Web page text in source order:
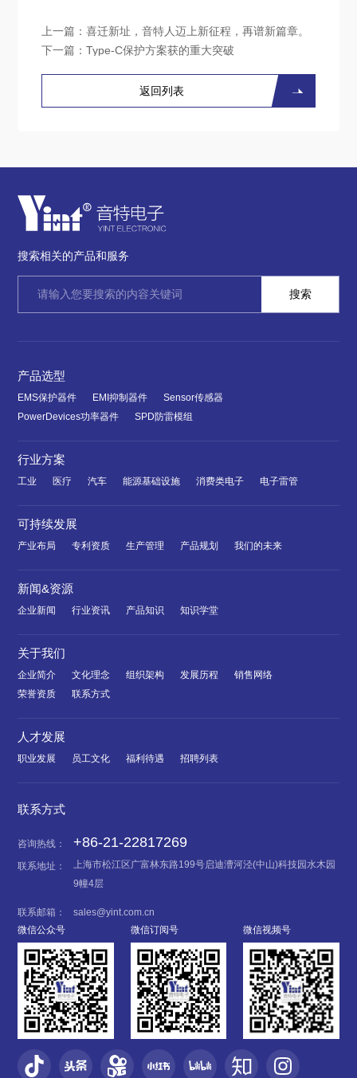
上一篇：喜迁新址，音特人迈上新征程，再谱新篇章。
下一篇：Type-C保护方案获的重大突破
返回列表
搜索相关的产品和服务
产品选型
EMS保护器件 EMI抑制器件
Sensor传感器
PowerDevices功率器件
SPD防雷模组
行业方案
工业 医疗 汽车 能源基础设施 消费类电子 电子雷管
可持续发展
产业布局 专利资质 生产管理 产品规划 我们的未来
新闻&资源
企业新闻 行业资讯 产品知识 知识学堂
关于我们
企业简介 文化理念 组织架构 发展历程
销售网络
荣誉资质
联系方式
人才发展
职业发展 员工文化 福利待遇 招聘列表
联系方式
咨询热线： +86-21-22817269
联系地址：
上海市松江区广富林东路199号启迪漕河泾(中山)科技园水木园
9幢4层
联系邮箱：
sales@yint.com.cn
微信公众号
微信订阅号 微信视频号